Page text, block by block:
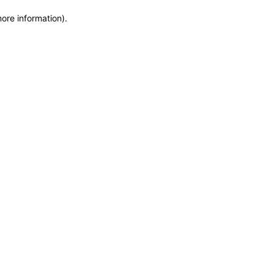
information).